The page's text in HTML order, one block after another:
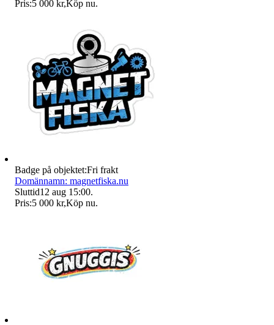
Pris:5 000 kr,Köp nu.
Badge på objektet:Fri frakt
Domännamn: magnetfiska.nu
Sluttid12 aug 15:00.
Pris:5 000 kr,Köp nu.